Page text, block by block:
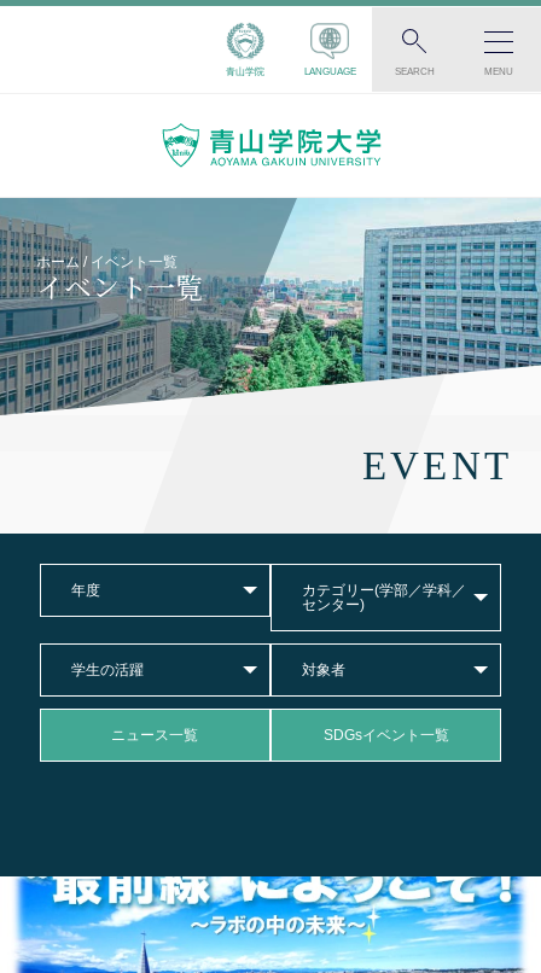
青山学院 LANGUAGE SEARCH MENU
ホーム イベント一覧
イベント一覧
EVENT
年度
カテゴリー(学部／学科／
センター)
学生の活躍 対象者
ニュース一覧 SDGsイベント一覧